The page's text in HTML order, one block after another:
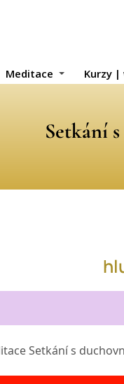
Meditace Kurzy |
Setkání
Setkání s